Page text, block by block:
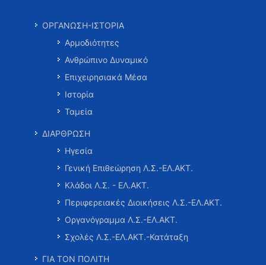
ΟΡΓΑΝΩΣΗ-ΙΣΤΟΡΙΑ
Αρμοδιότητες
Ανθρώπινο Δυναμικό
Επιχειρησιακά Μέσα
Ιστορία
Ταμεία
ΔΙΑΡΘΡΩΣΗ
Ηγεσία
Γενική Επιθεώρηση Λ.Σ.-ΕΛ.ΑΚΤ.
Κλάδοι Λ.Σ. - ΕΛ.ΑΚΤ.
Περιφερειακές Διοικήσεις Λ.Σ.-ΕΛ.ΑΚΤ.
Οργανόγραμμα Λ.Σ.-ΕΛ.ΑΚΤ.
Σχολές Λ.Σ.-ΕΛ.ΑΚΤ.-Κατάταξη
ΓΙΑ ΤΟΝ ΠΟΛΙΤΗ